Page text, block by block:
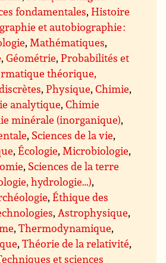
fondamentales,Histoire
et autobiographie :
, Mathématiques,
,Géométrie,Probabilités et
théorique,
,Physique,Chimie,
analytique,Chimie
minérale (inorganique),
, Sciences de la vie,
,Écologie, Microbiologie,
, Sciences de la terre
hydrologie…),
,Éthique des
, Astrophysique,
,Thermodynamique,
,Théorie de la relativité,
et sciences